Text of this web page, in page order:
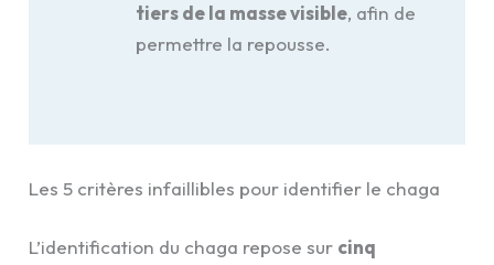
tiers de la masse visible, afin de
permettre la repousse.
Les 5 critères infaillibles pour identifier le chaga
L’identification du chaga repose sur cinq